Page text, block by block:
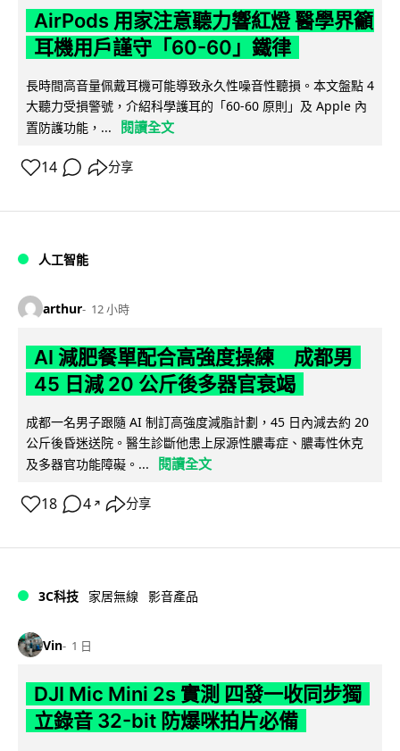
AirPods 用家注意聽力響紅燈 醫學界籲
耳機用戶謹守「60-60」鐵律
長時間高音量佩戴耳機可能導致永久性噪音性聽損。本文盤點 4
大聽力受損警號，介紹科學護耳的「60-60 原則」及 Apple 內
置防護功能，...
閱讀全文
14 分享
人工智能
arthur 12 小時
AI 減肥餐單配合高強度操練 成都男
45 日減 20 公斤後多器官衰竭
成都一名男子跟隨 AI 制訂高強度減脂計劃，45 日內減去約 20
公斤後昏迷送院。醫生診斷他患上尿源性膿毒症、膿毒性休克
及多器官功能障礙。...
閱讀全文
18 4 ↗ 分享
3C科技 家居無線 影音產品
Vin 1 日
DJI Mic Mini 2s 實測 四發一收同步獨
立錄音 32-bit 防爆咪拍片必備